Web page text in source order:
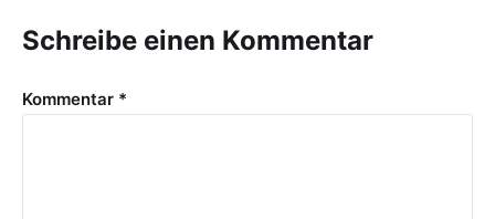
Schreibe einen Kommentar
Kommentar *